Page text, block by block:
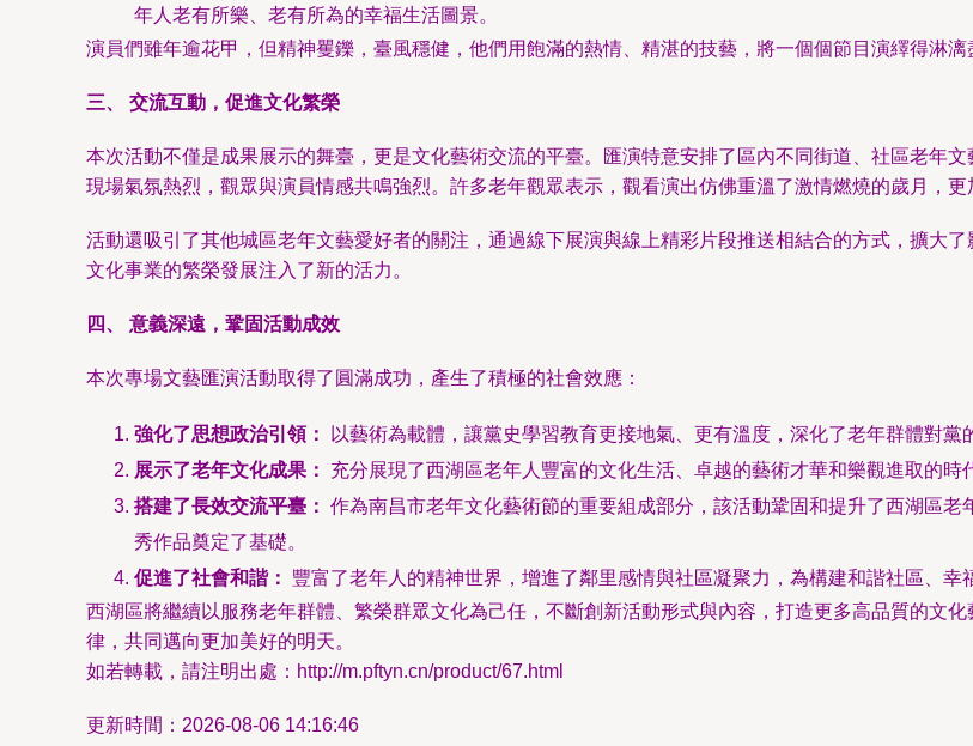
年人老有所樂、老有所為的幸福生活圖景。
演員們雖年逾花甲，但精神矍鑠，臺風穩健，他們用飽滿的熱情、精湛的技藝，將一個個節目演繹得淋漓
三、 交流互動，促進文化繁榮
本次活動不僅是成果展示的舞臺，更是文化藝術交流的平臺。匯演特意安排了區內不同街道、社區老年
現場氣氛熱烈，觀眾與演員情感共鳴強烈。許多老年觀眾表示，觀看演出仿佛重溫了激情燃燒的歲月，
活動還吸引了其他城區老年文藝愛好者的關注，通過線下展演與線上精彩片段推送相結合的方式，擴大
文化事業的繁榮發展注入了新的活力。
四、 意義深遠，鞏固活動成效
本次專場文藝匯演活動取得了圓滿成功，產生了積極的社會效應：
強化了思想政治引領：
以藝術為載體，讓黨史學習教育更接地氣、更有溫度，深化了老年群體對黨
展示了老年文化成果：
充分展現了西湖區老年人豐富的文化生活、卓越的藝術才華和樂觀進取的時
搭建了長效交流平臺： 作為南昌市老年文化藝術節的重要組成部分，該活動鞏固和提升了西湖區
秀作品奠定了基礎。
促進了社會和諧：
豐富了老年人的精神世界，增進了鄰里感情與社區凝聚力，為構建和諧社區、幸
西湖區將繼續以服務老年群體、繁榮群眾文化為己任，不斷創新活動形式與內容，打造更多高品質的文
律，共同邁向更加美好的明天。
如若轉載，請注明出處：http://m.pftyn.cn/product/67.html
更新時間：2026-08-06 14:16:46